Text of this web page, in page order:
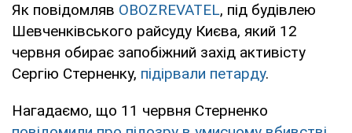
Як повідомляв OBOZREVATEL, під будівлею
Шевченківського райсуду Києва, який 12
червня обирає запобіжний захід активісту
Сергію Стерненку, підірвали петарду.
Нагадаємо, що 11 червня Стерненко